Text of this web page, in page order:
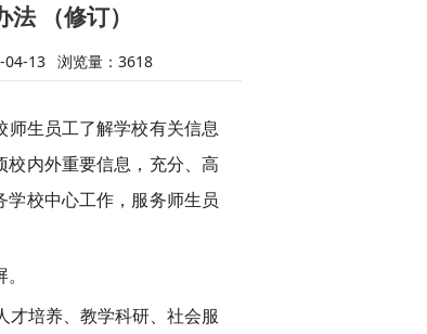
（修订）
04-13 浏览量： 3618
生员工了解学校有关信息
校内外重要信息，充分、高
学校中心工作，服务师生员
培养、教学科研、社会服